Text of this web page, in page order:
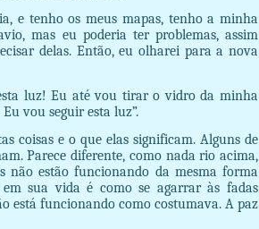
e tenho os meus mapas, tenho a minha
mas eu poderia ter problemas, assim
delas. Então, eu olharei para a nova
luz! Eu até vou tirar o vidro da minha
vou seguir esta luz”.
coisas e o que elas significam. Alguns de
Parece diferente, como nada rio acima,
não estão funcionando da mesma forma
sua vida é como se agarrar às fadas
está funcionando como costumava. A paz